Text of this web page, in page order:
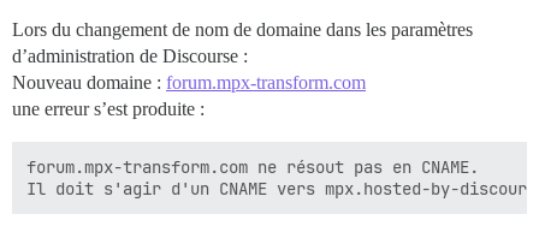
Lors du changement de nom de domaine dans les paramètres
d’administration de Discourse :
Nouveau domaine : forum.mpx-transform.com
une erreur s’est produite :
forum.mpx-transform.com ne résout pas en CNAME.